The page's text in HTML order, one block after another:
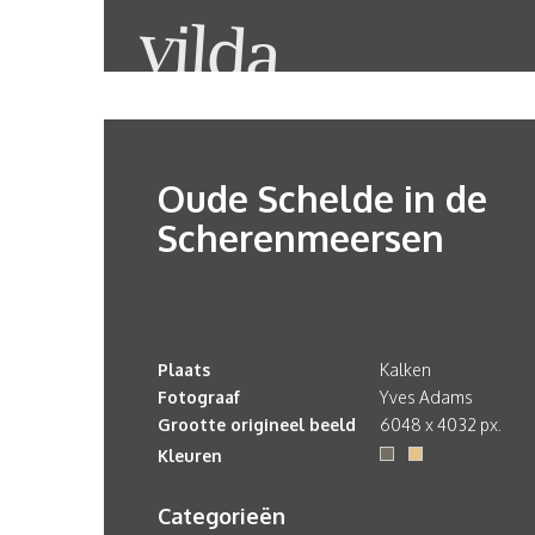
Oude Schelde in de
Scherenmeersen
Plaats
Kalken
Fotograaf
Yves Adams
Grootte origineel beeld
6048 x 4032 px.
Kleuren
Categorieën